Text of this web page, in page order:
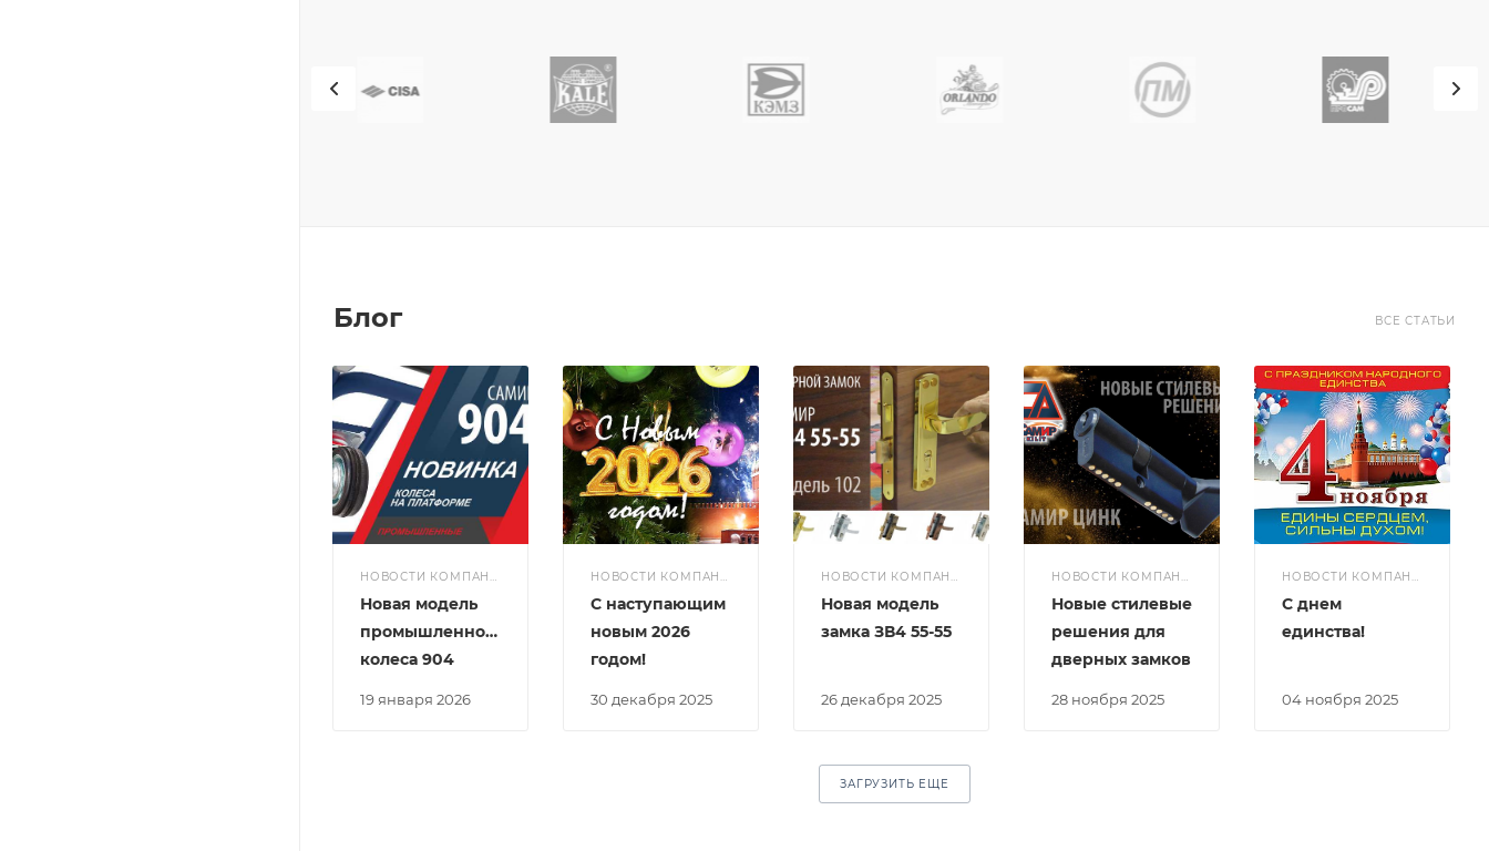
Блог ВСЕ СТАТЬИ
НОВОСТИ КОМПАНИИ
19 января 2026
Новая модель
промышленного
колеса 904
НОВОСТИ КОМПАНИИ
30 декабря 2025
С наступающим
новым 2026
годом!
НОВОСТИ КОМПАНИИ
26 декабря 2025
Новая модель
замка ЗВ4 55-55
НОВОСТИ КОМПАНИИ
28 ноября 2025
Новые стилевые
решения для
дверных замков
НОВОСТИ КОМПАНИИ
04 ноября 2025
С днем
единства!
ЗАГРУЗИТЬ ЕЩЕ